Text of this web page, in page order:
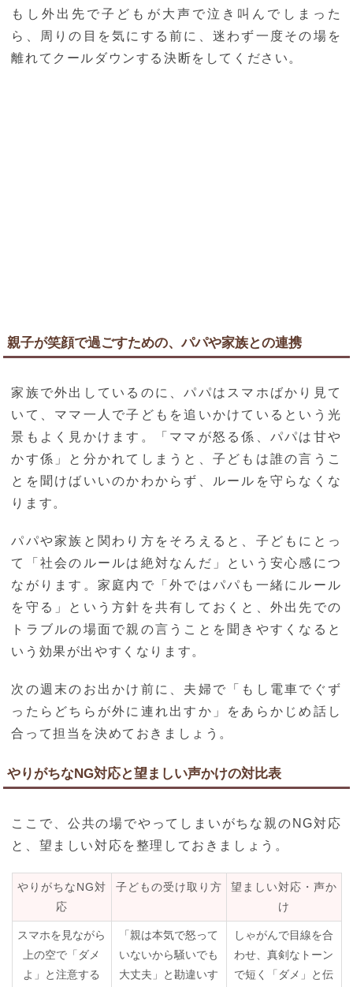
もし外出先で子どもが大声で泣き叫んでしまった
ら、周りの目を気にする前に、迷わず一度その場を
離れてクールダウンする決断をしてください。
親子が笑顔で過ごすための、パパや家族との連携
家族で外出しているのに、パパはスマホばかり見て
いて、ママ一人で子どもを追いかけているという光
景もよく見かけます。「ママが怒る係、パパは甘や
かす係」と分かれてしまうと、子どもは誰の言うこ
とを聞けばいいのかわからず、ルールを守らなくな
ります。
パパや家族と関わり方をそろえると、子どもにとっ
て「社会のルールは絶対なんだ」という安心感につ
ながります。家庭内で「外ではパパも一緒にルール
を守る」という方針を共有しておくと、外出先での
トラブルの場面で親の言うことを聞きやすくなると
いう効果が出やすくなります。
次の週末のお出かけ前に、夫婦で「もし電車でぐず
ったらどちらが外に連れ出すか」をあらかじめ話し
合って担当を決めておきましょう。
やりがちなNG対応と望ましい声かけの対比表
ここで、公共の場でやってしまいがちな親のNG対応
と、望ましい対応を整理しておきましょう。
やりがちなNG対
応
子どもの受け取り方
望ましい対応・声か
け
スマホを見ながら
上の空で「ダメ
よ」と注意する
「親は本気で怒って
いないから騒いでも
大丈夫」と勘違いす
しゃがんで目線を合
わせ、真剣なトーン
で短く「ダメ」と伝